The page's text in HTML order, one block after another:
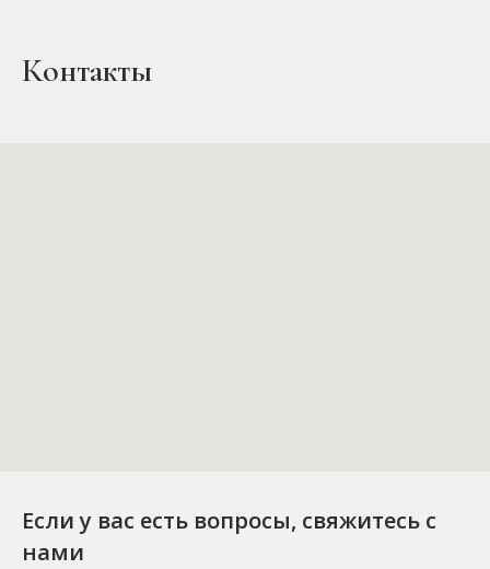
Контакты
Если у вас есть вопросы, свяжитесь с
нами